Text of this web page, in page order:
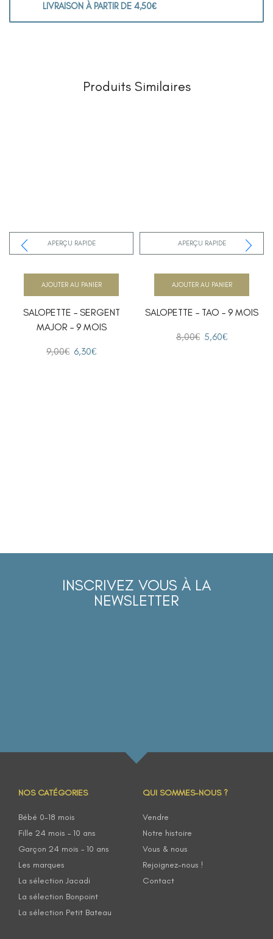
LIVRAISON À PARTIR DE 4,50€
Produits Similaires
APERÇU RAPIDE
SALOPETTE – SERGENT
MAJOR – 9 MOIS
9,00€ 6,30€
AJOUTER AU PANIER
APERÇU RAPIDE
SALOPETTE – TAO – 9 MOIS
8,00€ 5,60€
AJOUTER AU PANIER
INSCRIVEZ VOUS À LA
NEWSLETTER
NOS CATÉGORIES
Bébé 0-18 mois
Fille 24 mois – 10 ans
Garçon 24 mois – 10 ans
Les marques
La sélection Jacadi
La sélection Bonpoint
La sélection Petit Bateau
QUI SOMMES-NOUS ?
Vendre
Notre histoire
Vous & nous
Rejoignez-nous !
Contact